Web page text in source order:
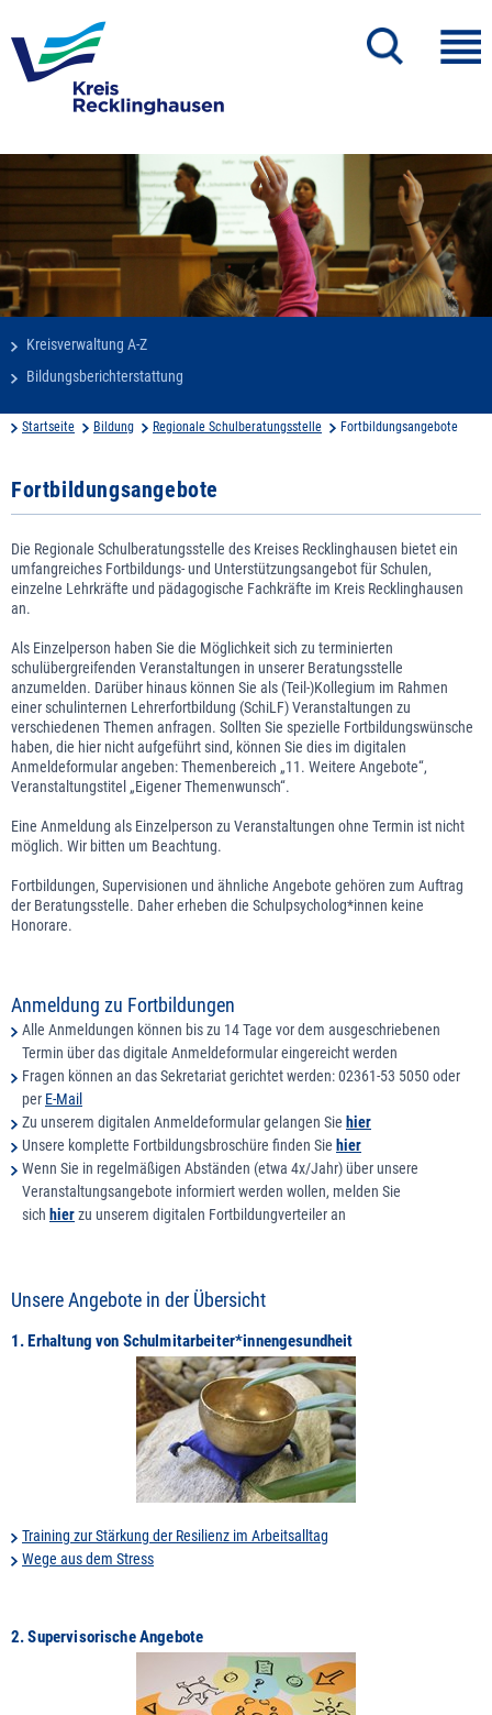
Kreisverwaltung A-Z
Bildungsberichterstattung
Startseite Bildung Regionale Schulberatungsstelle Fortbildungsangebote
Fortbildungsangebote
Die Regionale Schulberatungsstelle des Kreises Recklinghausen bietet ein
umfangreiches Fortbildungs- und Unterstützungsangebot für Schulen,
einzelne Lehrkräfte und pädagogische Fachkräfte im Kreis Recklinghausen
an.
Als Einzelperson haben Sie die Möglichkeit sich zu terminierten
schulübergreifenden Veranstaltungen in unserer Beratungsstelle
anzumelden. Darüber hinaus können Sie als (Teil-)Kollegium im Rahmen
einer schulinternen Lehrerfortbildung (SchiLF) Veranstaltungen zu
verschiedenen Themen anfragen. Sollten Sie spezielle Fortbildungswünsche
haben, die hier nicht aufgeführt sind, können Sie dies im digitalen
Anmeldeformularangeben: Themenbereich „11. Weitere Angebote“,
Veranstaltungstitel „Eigener Themenwunsch“.
Eine Anmeldung als Einzelperson zu Veranstaltungen ohne Termin ist nicht
möglich. Wir bitten um Beachtung.
Fortbildungen, Supervisionen und ähnliche Angebote gehören zum Auftrag
der Beratungsstelle. Daher erheben die Schulpsycholog*innen keine
Honorare.
Anmeldung zu Fortbildungen
Alle Anmeldungen können bis zu 14 Tage vor dem ausgeschriebenen
Termin über das digitale Anmeldeformular eingereicht werden
Fragen können an das Sekretariat gerichtet werden: 02361-53 5050 oder
per E-Mail
Zu unserem digitalen Anmeldeformular gelangen Sie hier
Unsere komplette Fortbildungsbroschüre finden Sie hier
Wenn Sie in regelmäßigen Abständen (etwa 4x/Jahr) über unsere
Veranstaltungsangebote informiert werden wollen, melden Sie
sich hierzu unserem digitalen Fortbildungverteiler an
Unsere Angebote in der Übersicht
1. Erhaltung von Schulmitarbeiter*innengesundheit
Training zur Stärkung der Resilienz im Arbeitsalltag
Wege aus dem Stress
2. Supervisorische Angebote